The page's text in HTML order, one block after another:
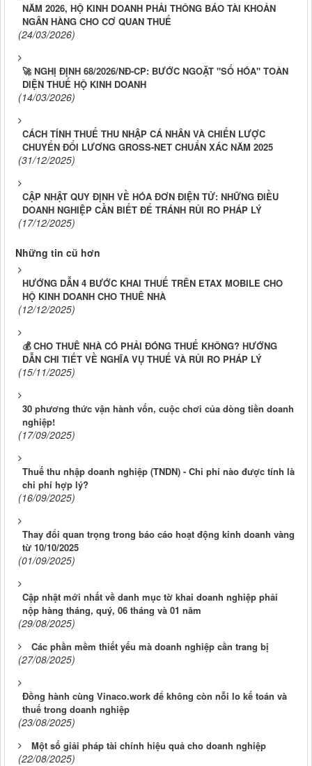
NĂM 2026, HỘ KINH DOANH PHẢI THÔNG BÁO TÀI KHOẢN
NGÂN HÀNG CHO CƠ QUAN THUẾ
(24/03/2026)
🚀 NGHỊ ĐỊNH 68/2026/NĐ-CP: BƯỚC NGOẶT "SỐ HÓA" TOÀN
DIỆN THUẾ HỘ KINH DOANH
(14/03/2026)
CÁCH TÍNH THUẾ THU NHẬP CÁ NHÂN VÀ CHIẾN LƯỢC
CHUYỂN ĐỔI LƯƠNG GROSS-NET CHUẨN XÁC NĂM 2025
(31/12/2025)
CẬP NHẬT QUY ĐỊNH VỀ HÓA ĐƠN ĐIỆN TỬ: NHỮNG ĐIỀU
DOANH NGHIỆP CẦN BIẾT ĐỂ TRÁNH RỦI RO PHÁP LÝ
(17/12/2025)
Những tin cũ hơn
HƯỚNG DẪN 4 BƯỚC KHAI THUẾ TRÊN ETAX MOBILE CHO
HỘ KINH DOANH CHO THUÊ NHÀ
(12/12/2025)
💰 CHO THUÊ NHÀ CÓ PHẢI ĐÓNG THUẾ KHÔNG? HƯỚNG
DẪN CHI TIẾT VỀ NGHĨA VỤ THUẾ VÀ RỦI RO PHÁP LÝ
(15/11/2025)
30 phương thức vận hành vốn, cuộc chơi của dòng tiền doanh
nghiệp!
(17/09/2025)
Thuế thu nhập doanh nghiệp (TNDN) - Chi phí nào được tính là
chi phí hợp lý?
(16/09/2025)
Thay đổi quan trọng trong báo cáo hoạt động kinh doanh vàng
từ 10/10/2025
(01/09/2025)
Cập nhật mới nhất về danh mục tờ khai doanh nghiệp phải
nộp hàng tháng, quý, 06 tháng và 01 năm
(29/08/2025)
Các phần mềm thiết yếu mà doanh nghiệp cần trang bị
(27/08/2025)
Đồng hành cùng Vinaco.work để không còn nỗi lo kế toán và
thuế trong doanh nghiệp
(23/08/2025)
Một số giải pháp tài chính hiệu quả cho doanh nghiệp
(22/08/2025)